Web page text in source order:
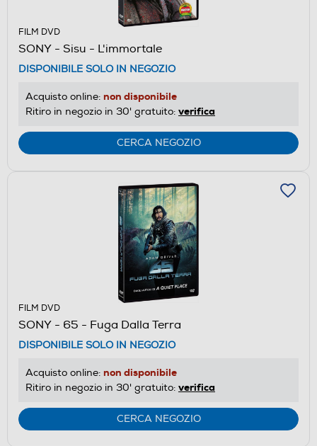
FILM DVD
SONY - Sisu - L'immortale
DISPONIBILE SOLO IN NEGOZIO
Acquisto online: non disponibile
Ritiro in negozio in 30' gratuito: verifica
CERCA NEGOZIO
FILM DVD
SONY - 65 - Fuga Dalla Terra
DISPONIBILE SOLO IN NEGOZIO
Acquisto online: non disponibile
Ritiro in negozio in 30' gratuito: verifica
CERCA NEGOZIO